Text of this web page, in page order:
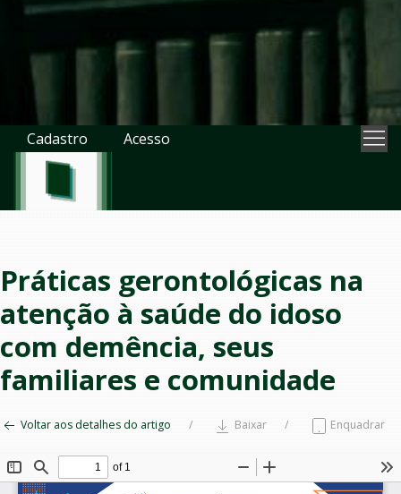
Cadastro Acesso
Práticas gerontológicas na
atenção à saúde do idoso
com demência, seus
familiares e comunidade
Voltar aos detalhes do artigo Baixar Enquadrar